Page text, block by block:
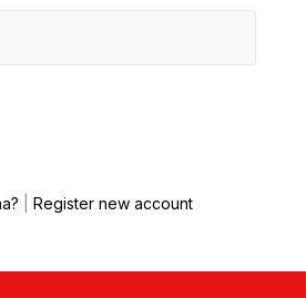
Register new account